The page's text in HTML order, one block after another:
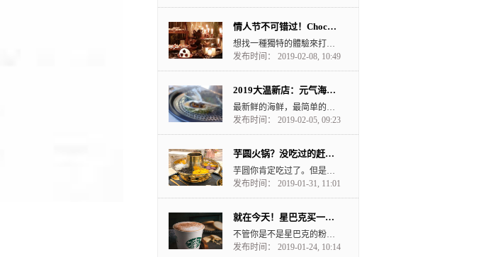
情人节不可错过！Chocolate Cave Buffet 巧克力山洞自助餐
想找一種獨特的體驗來打動你心儀的人？在Fairmont Hotel Vancouver的No...
发布时间： 2019-02-08, 10:49
2019大温新店：元气海鲜蒸锅料理来了
最新鲜的海鲜，最简单的料理方式--蒸，就可以获得海鲜最新鲜最棒的口感。 元气海鲜蒸锅料理主打用...
发布时间： 2019-02-05, 09:23
芋圆火锅？没吃过的赶紧去试试
芋圆你肯定吃过了。但是这么大的火锅里面全是toppings，你试过没？每一口都是满足啊。 他们装芋...
发布时间： 2019-01-31, 11:01
就在今天！星巴克买一送一happy hour
不管你是不是星巴克的粉丝，买一送一的活动怎么能错过？ 约上闺蜜好友走起！ 1月24日下午3点...
发布时间： 2019-01-24, 10:14